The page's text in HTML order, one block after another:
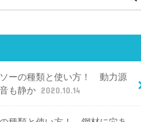
ーの種類と使い方！ 動力源
も静か 2020.10.14